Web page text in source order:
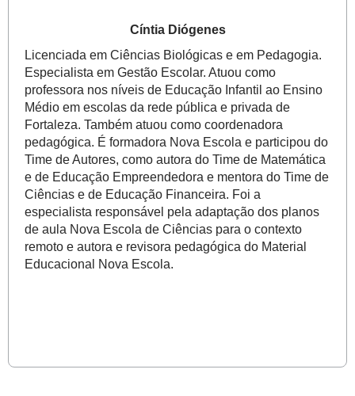
Cíntia Diógenes
Licenciada em Ciências Biológicas e em Pedagogia.
Especialista em Gestão Escolar. Atuou como
professora nos níveis de Educação Infantil ao Ensino
Médio em escolas da rede pública e privada de
Fortaleza. Também atuou como coordenadora
pedagógica. É formadora Nova Escola e participou do
Time de Autores, como autora do Time de Matemática
e de Educação Empreendedora e mentora do Time de
Ciências e de Educação Financeira. Foi a
especialista responsável pela adaptação dos planos
de aula Nova Escola de Ciências para o contexto
remoto e autora e revisora pedagógica do Material
Educacional Nova Escola.